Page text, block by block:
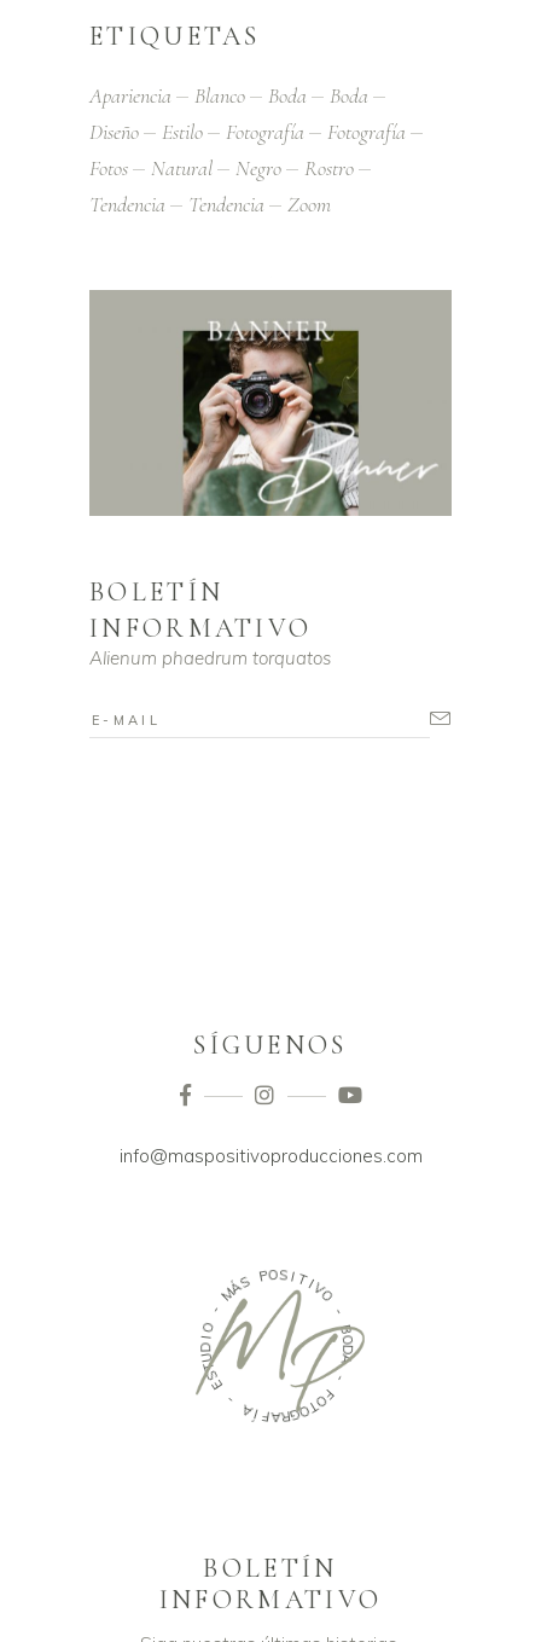
ETIQUETAS
Apariencia Blanco Boda
Boda
Diseño
Estilo Fotografía
Fotografía
Fotos
Natural Negro
Rostro
Tendencia
Tendencia Zoom
BOLETÍN
INFORMATIVO
Alienum phaedrum torquatos
SÍGUENOS
info@maspositivoproducciones.com
-
MÁ
S POSITIV
O
B
O
D
A
F
O
T
O
G
R
A
F
Í
A
-
E
S
T
U
D
I
O
BOLETÍN
INFORMATIVO